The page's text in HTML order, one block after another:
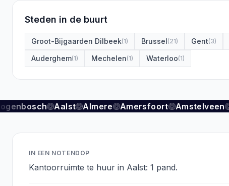
Steden in de buurt
Groot-Bijgaarden Dilbeek(1) Brussel(21) Gent(3)
Auderghem(1) Mechelen(1) Waterloo(1)
Aalst Almere Amersfoort Amstelveen
IN EEN NOTENDOP
Kantoorruimte te huur in Aalst: 1 pand.